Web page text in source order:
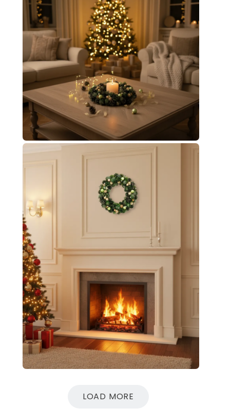
LOAD MORE